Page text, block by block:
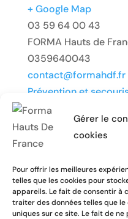
Gérer le
cookies
Pour offrir les meilleures
telles que les cookies pour
appareils. Le fait de consentir à
traiter des données telles que
uniques sur ce site. Le fait de
+ Google Map
03 59 64 00 43
FORMA Hauts de
0359640043
contact@formahdf.fr
Prévention et